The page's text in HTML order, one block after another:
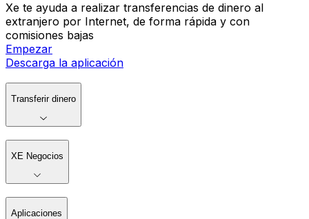
Xe te ayuda a realizar transferencias de dinero al
extranjero por Internet, de forma rápida y con
comisiones bajas
Empezar
Descarga la aplicación
Transferir dinero
XE Negocios
Aplicaciones